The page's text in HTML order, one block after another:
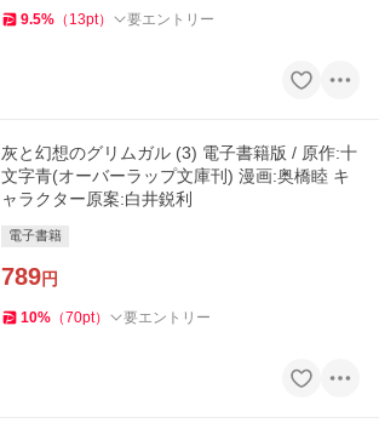
9.5% （ 13pt） 要エントリー
灰と幻想のグリムガル (3) 電子書籍版 / 原作:十
文字青(オーバーラップ文庫刊) 漫画:奥橋睦 キ
ャラクター原案:白井鋭利
電子書籍
789円
10% （70pt） 要エントリー